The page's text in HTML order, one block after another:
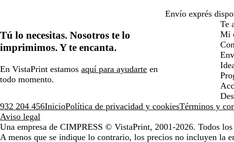
e
e
Envío exprés
Tú lo necesitas. Nosotros te lo
imprimimos. Y te encanta.
En VistaPrint estamos aquí para ayudarte en
todo momento.
Te
Mi
932 204 456InicioPolítica de privacidad y cookiesTérminos y
Aviso legal
Una empresa de CIMPRESS © VistaPrint, 2001-2026. Todos los
A menos que se indique lo contrario, los precios no incluyen la